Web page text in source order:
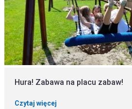
Hura! Zabawa na placu zabaw!
Czytaj więcej